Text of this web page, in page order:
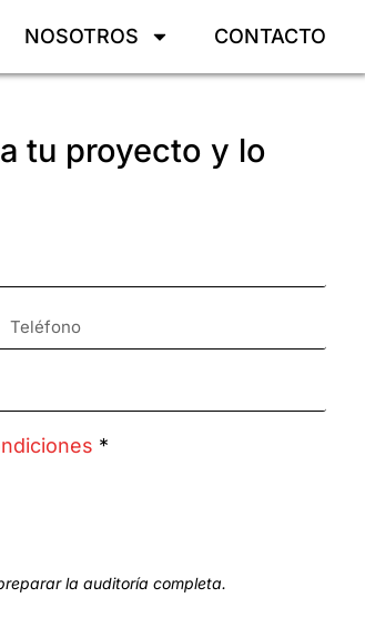
NOSOTROS CONTACTO
tu proyecto y lo
*
la auditoría completa.